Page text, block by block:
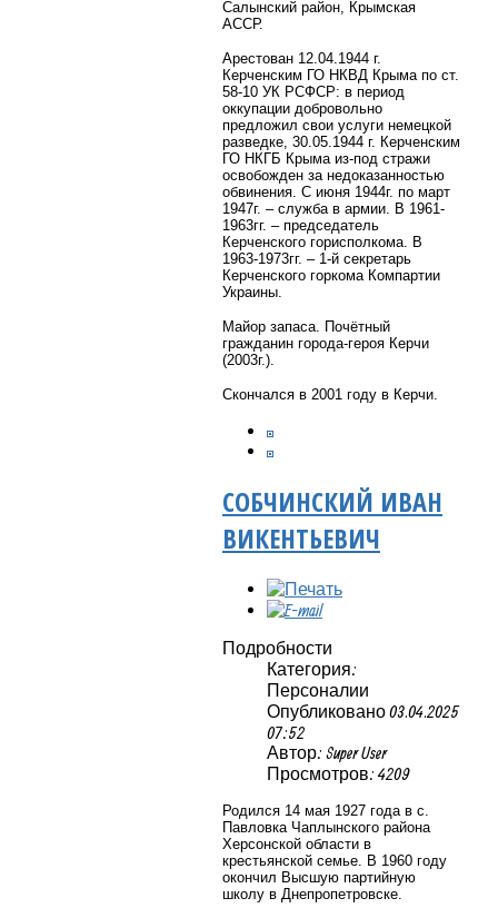
Салынский район, Крымская
АССР.
Арестован 12.04.1944 г.
Керченским ГО НКВД Крыма по ст.
58-10 УК РСФСР: в период
оккупации добровольно
предложил свои услуги немецкой
разведке, 30.05.1944 г. Керченским
ГО НКГБ Крыма из-под стражи
освобожден за недоказанностью
обвинения. С июня 1944г. по март
1947г. – служба в армии. В 1961-
1963гг. – председатель
Керченского горисполкома. В
1963-1973гг. – 1-й секретарь
Керченского горкома Компартии
Украины.
Майор запаса. Почётный
гражданин города-героя Керчи
(2003г.).
Скончался в 2001 году в Керчи.
СОБЧИНСКИЙ ИВАН
ВИКЕНТЬЕВИЧ
Подробности
Категория:
Персоналии
Опубликовано 03.04.2025
07:52
Автор: Super User
Просмотров: 4209
Родился 14 мая 1927 года в с.
Павловка Чаплынского района
Херсонской области в
крестьянской семье. В 1960 году
окончил Высшую партийную
школу в Днепропетровске.